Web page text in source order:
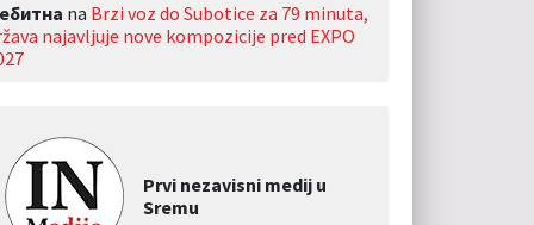
na Brzi voz do Subotice za 79 minuta,
najavljuje nove kompozicije pred EXPO
Prvi nezavisni medij u
Sremu